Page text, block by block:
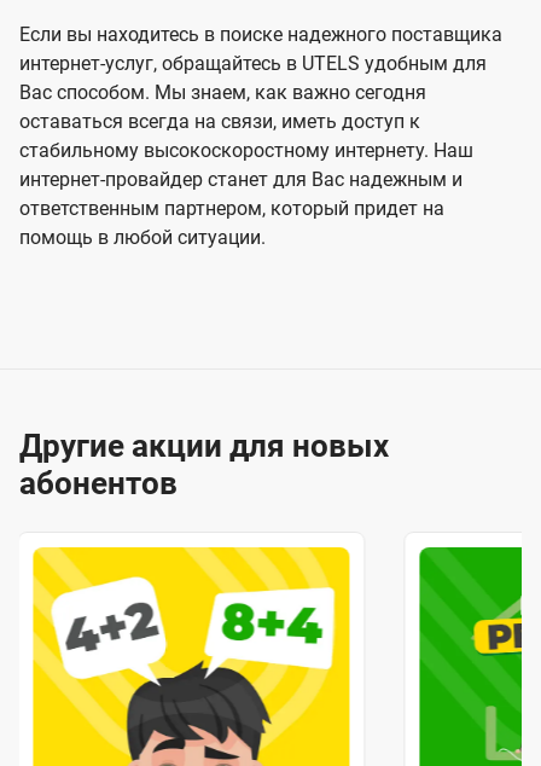
Если вы находитесь в поиске надежного поставщика
интернет-услуг, обращайтесь в UTELS удобным для
Вас способом. Мы знаем, как важно сегодня
оставаться всегда на связи, иметь доступ к
стабильному высокоскоростному интернету. Наш
интернет-провайдер станет для Вас надежным и
ответственным партнером, который придет на
помощь в любой ситуации.
Другие акции для новых
абонентов